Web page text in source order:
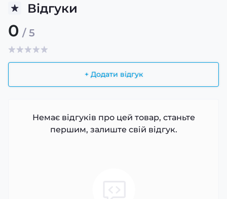
Відгуки
0 / 5
+ Додати відгук
Немає відгуків про цей товар, станьте
першим, залиште свій відгук.